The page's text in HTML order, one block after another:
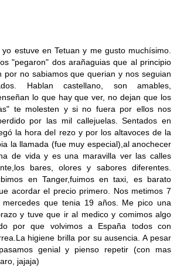
yo estuve en Tetuan y me gusto muchísimo.
"pegaron" dos arañaguias que al principio
por no sabiamos que querian y nos seguian
Hablan castellano, son amables,
lo que hay que ver, no dejan que los
te molesten y si no fuera por ellos nos
por las mil callejuelas. Sentados en
la hora del rezo y por los altavoces de la
la llamada (fue muy especial),al anochecer
de vida y es una maravilla ver las calles
bares, olores y sabores diferentes.
en Tanger,fuimos en taxi, es barato
acordar el precio primero. Nos metimos 7
que tenia 19 años. Me pico una
y tuve que ir al medico y comimos algo
por que volvimos a España todos con
higiene brilla por su ausencia. A pesar
genial y pienso repetir (con mas
jajaja)